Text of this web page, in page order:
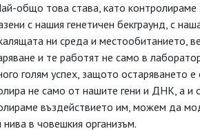
общо това става, като
с нашия генетичен бекграунд, с
ни среда и местообитанието,
и те работят не само в
голям успех, защото остаряването
не само от нашите гени и ДНК, а и
въздействието им, можем да
нива в човешкия организъм.